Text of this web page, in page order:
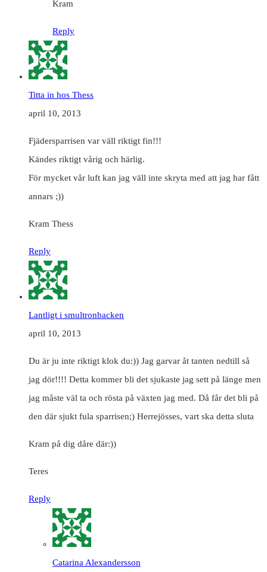
Kram
Reply
Titta in hos Thess
april 10, 2013
Fjädersparrisen var väll riktigt fin!!!
Kändes riktigt vårig och härlig.
För mycket vår luft kan jag väll inte skryta med att jag har fått
annars ;))
Kram Thess
Reply
Lantligt i smultronbacken
april 10, 2013
Du är ju inte riktigt klok du:)) Jag garvar åt tanten nedtill så
jag dör!!!! Detta kommer bli det sjukaste jag sett på länge men
jag måste väl ta och rösta på växten jag med. Då får det bli på
den där sjukt fula sparrisen;) Herrejösses, vart ska detta sluta
Kram på dig dåre där:))
Teres
Reply
Catarina Alexandersson